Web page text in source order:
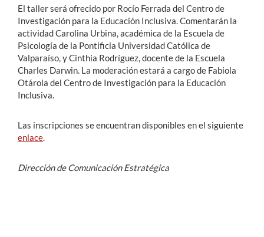
El taller será ofrecido por Rocío Ferrada del Centro de
Investigación para la Educación Inclusiva. Comentarán la
actividad Carolina Urbina, académica de la Escuela de
Psicología de la Pontificia Universidad Católica de
Valparaíso, y Cinthia Rodríguez, docente de la Escuela
Charles Darwin. La moderación estará a cargo de Fabiola
Otárola del Centro de Investigación para la Educación
Inclusiva.
Las inscripciones se encuentran disponibles en el siguiente
enlace
Dirección de Comunicación Estratégica